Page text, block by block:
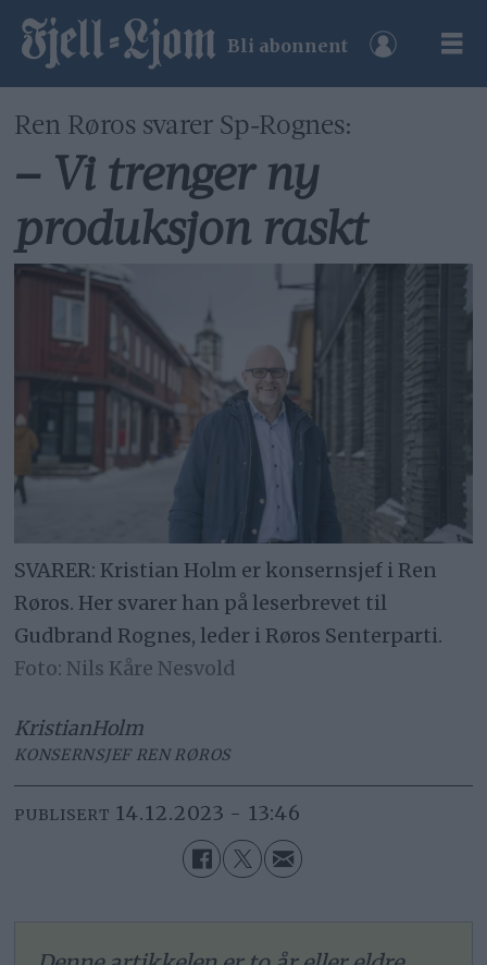
Bli abonnent
Ren Røros svarer Sp-Rognes:
– Vi trenger ny
produksjon raskt
SVARER: Kristian Holm er konsernsjef i Ren
Røros. Her svarer han på leserbrevet til
Gudbrand Rognes, leder i Røros Senterparti.
Nils Kåre Nesvold
KristianHolm
KONSERNSJEF REN RØROS
PUBLISERT 14.12.2023 - 13:46